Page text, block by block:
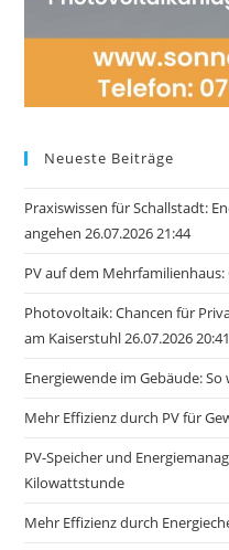
Neueste Beiträge
Praxiswissen für Schallstadt:
angehen 26.07.2026 21:44
PV auf dem
Photovoltaik: Chancen für
am Kaiserstuhl 26.07.2026 20:41
Energiewende im Gebäude:
Mehr Effizienz durch PV für
PV-Speicher und
Kilowattstunde
Mehr Effizienz durch